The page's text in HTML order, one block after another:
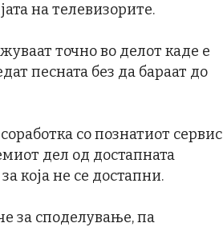
на телевизорите.
точно во делот каде е
песната без да бараат до
со познатиот сервис
дел од достапната
која не се достапни.
за споделување, па